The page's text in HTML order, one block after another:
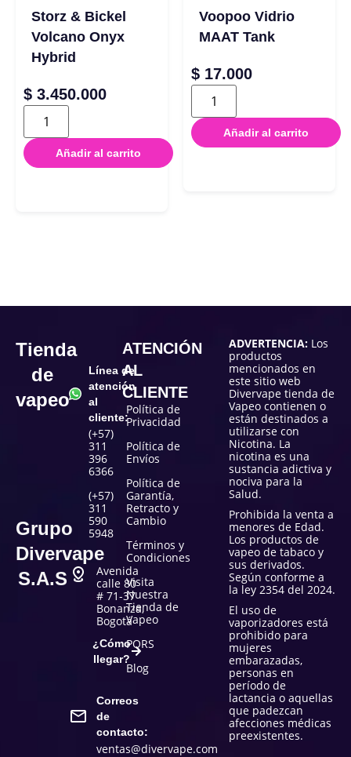
Storz & Bickel
Volcano Onyx
Hybrid
$ 3.450.000
Añadir al carrito
Voopoo Vidrio
MAAT Tank
$ 17.000
Añadir al carrito
Tienda
de
vapeo
Grupo
Divervape
S.A.S
Línea de
atención
al
cliente:
(+57)
311
396
6366
(+57)
311
590
5948
Avenida
calle 80
# 71-37
Bonanza,
Bogotá
¿Cómo
llegar?
Correos
de
contacto:
ventas@divervape.com
ATENCIÓN
AL
CLIENTE
Política de
Privacidad
Política de
Envíos
Política de
Garantía,
Retracto y
Cambio
Términos y
Condiciones
Visita
Nuestra
Tienda de
Vapeo
PQRS
Blog
ADVERTENCIA: Los
productos
mencionados en
este sitio web
Divervape tienda de
Vapeo contienen o
están destinados a
utilizarse con
Nicotina. La
nicotina es una
sustancia adictiva y
nociva para la
Salud.
Prohibida la venta a
menores de Edad.
Los productos de
vapeo de tabaco y
sus derivados.
Según conforme a
la ley 2354 del 2024.
El uso de
vaporizadores está
prohibido para
mujeres
embarazadas,
personas en
período de
lactancia o aquellas
que padezcan
afecciones médicas
preexistentes.